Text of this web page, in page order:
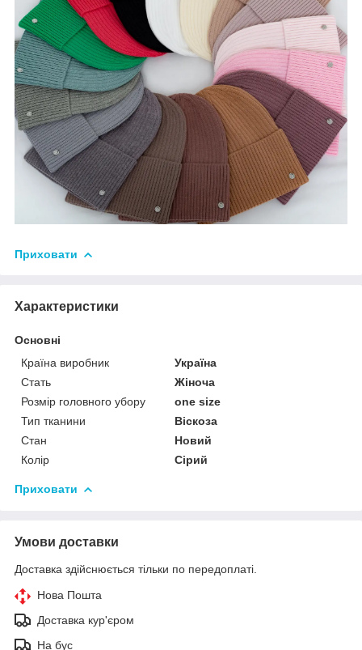
Приховати
Характеристики
Основні
Країна виробник
Україна
Стать
Жіноча
Розмір головного убору
one size
Тип тканини
Віскоза
Стан
Новий
Колір
Сірий
Приховати
Умови доставки
Доставка здійснюється тільки по передоплаті.
Нова Пошта
Доставка кур'єром
На бус